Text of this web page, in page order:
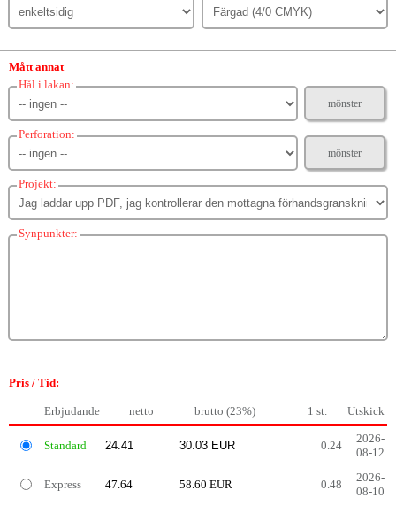
Mått annat
Hål i lakan:
mönster
Perforation:
mönster
Projekt:
Synpunkter:
Pris / Tid:
Erbjudande netto brutto (23%) 1 st. Utskick
Standard 0.24
2026-
08-12
Express 47.64 58.60 EUR 0.48
2026-
08-10